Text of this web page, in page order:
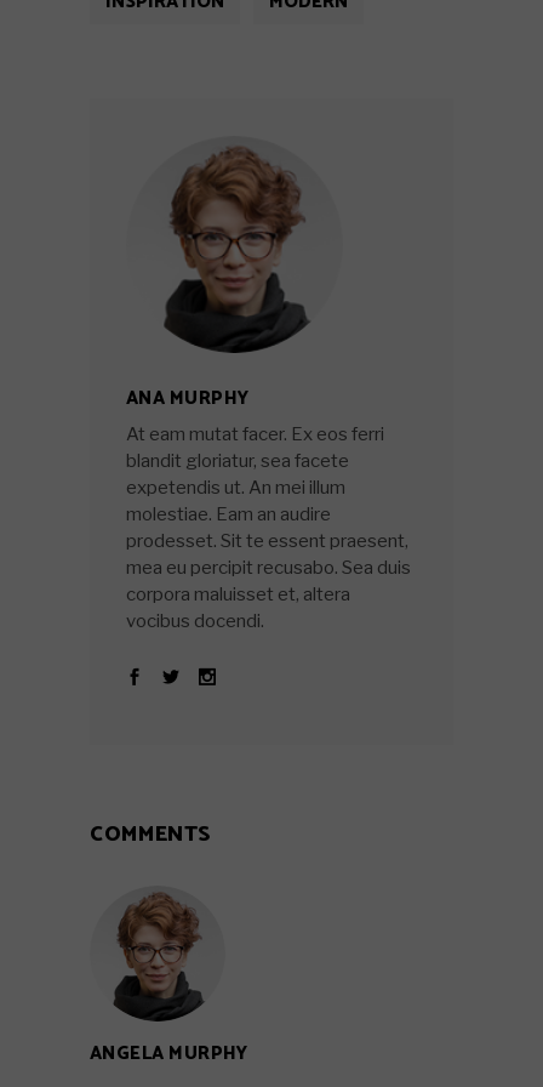
ANA MURPHY
At eam mutat facer. Ex eos ferri
blandit gloriatur, sea facete
expetendis ut. An mei illum
molestiae. Eam an audire
prodesset. Sit te essent praesent,
mea eu percipit recusabo. Sea duis
corpora maluisset et, altera
vocibus docendi.
COMMENTS
ANGELA MURPHY